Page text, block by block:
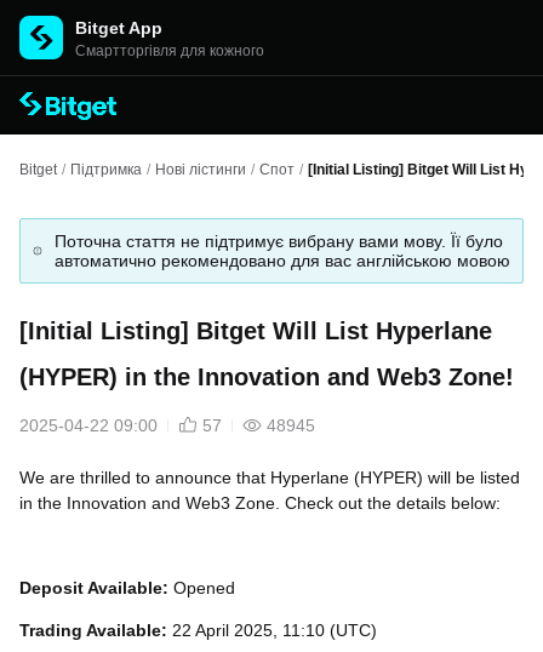
Bitget App
Cмартторгівля для кожного
Bitget / Підтримка / Нові лістинги / Спот / [Initial Listing] Bitget Will List
Поточна стаття не підтримує вибрану вами мову. Її було
автоматично рекомендовано для вас англійською мовою
[Initial Listing] Bitget Will List Hyperlane
(HYPER) in the Innovation and Web3 Zone!
2025-04-22 09:00 57 48945
We are thrilled to announce that Hyperlane (HYPER) will be listed
in the Innovation and Web3 Zone. Check out the details below:
Deposit Available: Opened
Trading Available: 22 April 2025, 11:10 (UTC)